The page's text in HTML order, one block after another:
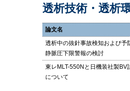
透析技術・透析
論文名
透析中の抜針事故検知および予
静脈圧下限警報の検討
東レMLT-550Nと日機装社製BV
について